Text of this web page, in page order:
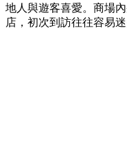
地人與遊客喜愛。商場
店，初次到訪往往容易